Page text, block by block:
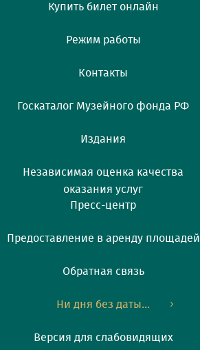
Купить билет онлайн
Режим работы
Контакты
Госкаталог Музейного фонда РФ
Издания
Независимая оценка качества
оказания услуг
Пресс-центр
Предоставление в аренду площадей
Обратная связь
Ни дня без даты...
Версия для слабовидящих